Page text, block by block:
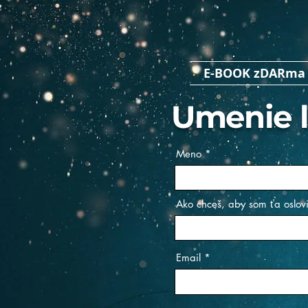
E-BOOK
Umenie
Meno
Ako chceš, aby som ťa
Email